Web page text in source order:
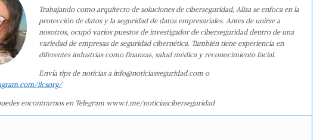
Trabajando como arquitecto de soluciones de ciberseguridad, Alisa se enfoca en la
protección de datos y la seguridad de datos empresariales. Antes de unirse a
nosotros, ocupó varios puestos de investigador de ciberseguridad dentro de una
variedad de empresas de seguridad cibernética. También tiene experiencia en
diferentes industrias como finanzas, salud médica y reconocimiento facial.
Envía tips de noticias a info@noticiasseguridad.com o
iicsorg/
encontrarnos en Telegram www.t.me/noticiasciberseguridad